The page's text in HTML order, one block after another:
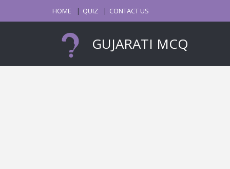
HOME QUIZ CONTACT US
GUJARATI MCQ